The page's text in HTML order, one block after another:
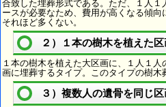
合致した埋葬形式である。ただ、１人
ースが必要なため、費用が高くなる傾
それほど多くない。
２）１本の樹木を植えた
１本の樹木を植えた大区画に、１人１
画に埋葬するタイプ。このタイプの樹木
３）複数人の遺骨を同じ